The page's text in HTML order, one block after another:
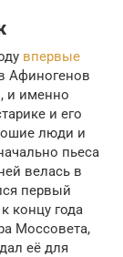
впервые
Афиногенов
и именно
и его
люди и
пьеса
велась в
первый
концу года
Моссовета,
её для